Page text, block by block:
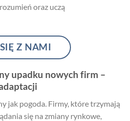
oraz uczą
Z NAMI
upadku nowych firm –
jak pogoda. Firmy, które trzymają
się na zmiany rynkowe,